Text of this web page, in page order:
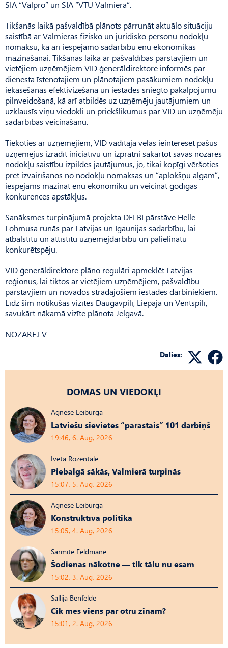
SIA “Valpro” un SIA “VTU Valmiera”.
Tikšanās laikā pašvaldībā plānots pārrunāt aktuālo situāciju
saistībā ar Valmieras fizisko un juridisko personu nodokļu
nomaksu, kā arī iespējamo sadarbību ēnu ekonomikas
mazināšanai. Tikšanās laikā ar pašvaldības pārstāvjiem un
vietējiem uzņēmējiem VID ģenerāldirektore informēs par
dienesta īstenotajiem un plānotajiem pasākumiem nodokļu
iekasēšanas efektivizēšanā un iestādes sniegto pakalpojumu
pilnveidošanā, kā arī atbildēs uz uzņēmēju jautājumiem un
uzklausīs viņu viedokli un priekšlikumus par VID un uzņēmēju
sadarbības veicināšanu.
Tiekoties ar uzņēmējiem, VID vadītāja vēlas ieinteresēt pašus
uzņēmējus izrādīt iniciatīvu un izpratni sakārtot savas nozares
nodokļu saistību izpildes jautājumus, jo, tikai kopīgi vēršoties
pret izvairīšanos no nodokļu nomaksas un “aplokšņu algām”,
iespējams mazināt ēnu ekonomiku un veicināt godīgas
konkurences apstākļus.
Sanāksmes turpinājumā projekta DELBI pārstāve Helle
Lohmusa runās par Latvijas un Igaunijas sadarbību, lai
atbalstītu un attīstītu uzņēmējdarbību un palielinātu
konkurētspēju.
VID ģenerāldirektore plāno regulāri apmeklēt Latvijas
reģionus, lai tiktos ar vietējiem uzņēmējiem, pašvaldību
pārstāvjiem un novados strādājošiem iestādes darbiniekiem.
Līdz šim notikušas vizītes Daugavpilī, Liepājā un Ventspilī,
savukārt nākamā vizīte plānota Jelgavā.
NOZARE.LV
Dalies:
DOMAS UN VIEDOKĻI
Agnese Leiburga
Latviešu sievietes “parastais” 101 darbiņš
19:46, 6. Aug, 2026
Iveta Rozentāle
Piebalgā sākās, Valmierā turpinās
15:07, 5. Aug, 2026
Agnese Leiburga
Konstruktīvā politika
15:05, 4. Aug, 2026
Sarmīte Feldmane
Šodienas nākotne — tik tālu nu esam
15:02, 3. Aug, 2026
Sallija Benfelde
Cik mēs viens par otru zinām?
15:01, 2. Aug, 2026